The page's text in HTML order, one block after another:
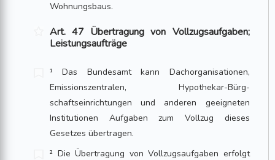
Wohnungsbaus.
Art. 47 Übertragung von Vollzugsaufgaben;
Leistungsaufträge
¹ Das Bundesamt kann Dachorganisationen,
Emissionszentralen, Hypothekar-Bürg­
schaftseinrichtungen und anderen geeigneten
Institutionen Aufgaben zum Vollzug dieses
Gesetzes übertragen.
² Die Übertragung von Vollzugsaufgaben erfolgt